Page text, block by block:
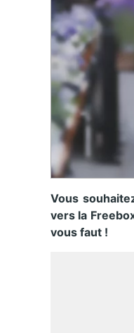
Vous
vers la
vous faut !